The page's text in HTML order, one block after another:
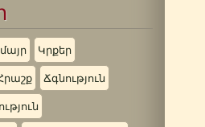
Կրքեր
Ճգնություն